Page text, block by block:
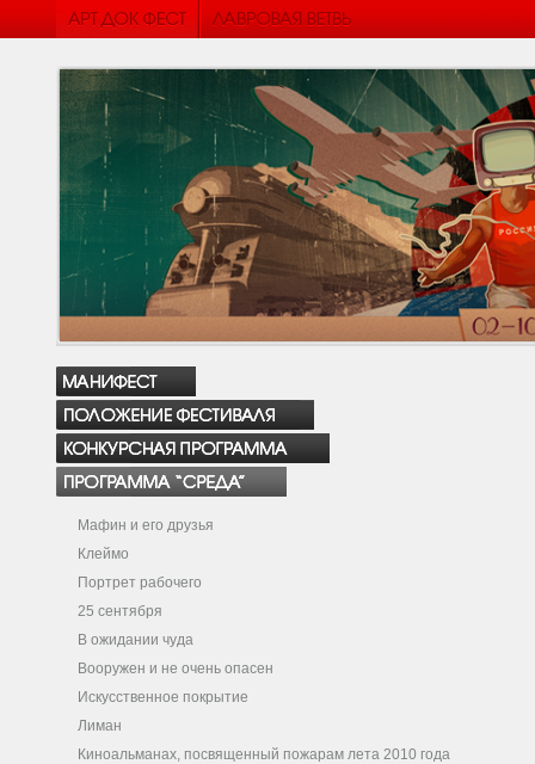
Мафин и его друзья
Клеймо
Портрет рабочего
25 сентября
В ожидании чуда
Вооружен и не очень опасен
Искусственное покрытие
Лиман
Киноальманах, посвященный пожарам лета 2010 года